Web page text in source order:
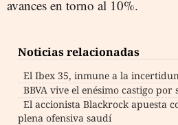
avances en torno al 10%.
Noticias relacionadas
El Ibex 35, inmune a la
BBVA vive el enésimo castigo
El accionista Blackrock apuesta
plena ofensiva saudí